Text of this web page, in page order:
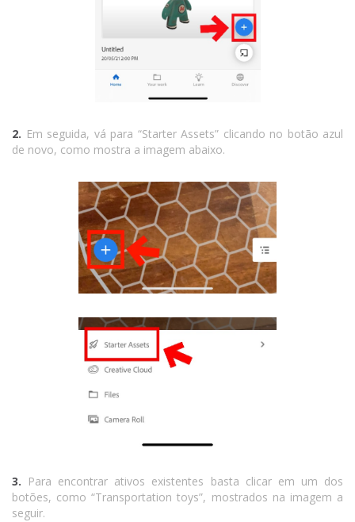
2. Em seguida, vá para “Starter Assets” clicando no botão azul
de novo, como mostra a imagem abaixo.
3. Para encontrar ativos existentes basta clicar em um dos
botões, como “Transportation toys”, mostrados na imagem a
seguir.